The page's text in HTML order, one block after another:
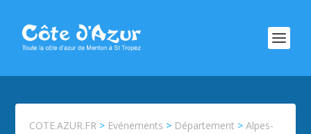
COTE.AZUR.FR > Evénements > Département >Alpes-